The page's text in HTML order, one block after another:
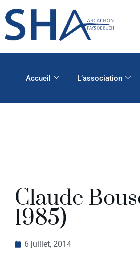
Accueil L’association
Claude
1985)
6 juillet, 2014